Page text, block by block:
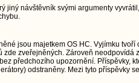
jiný návštěvník svými argumenty
jsou majetkem OS HC. Vyjímku
zveřejněných. Zároveň
předchozího upozornění.
odstraněny. Mezi tyto příspěvky